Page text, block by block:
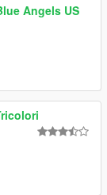
Angels US